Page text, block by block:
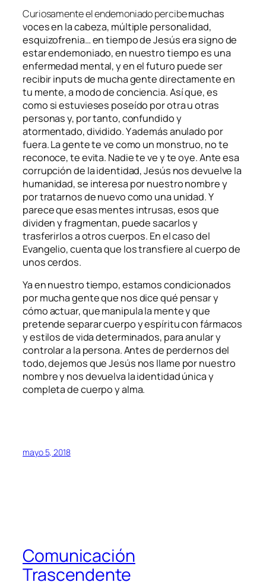
Curiosamente el endemoniado percibemuchas
voces en la cabeza, múltiple personalidad,
esquizofrenia… en tiempo de Jesús era signo de
estar endemoniado, en nuestro tiempo es una
enfermedad mental, y en el futuro puede ser
recibir inputs de mucha gente directamente en
tu mente, a modo de conciencia. Así que, es
como si estuvieses poseído por otra u otras
personas y, por tanto, confundido y
atormentado, dividido. Y además anulado por
fuera. La gente te ve como un monstruo, no te
reconoce, te evita. Nadie te ve y te oye. Ante esa
corrupción de la identidad, Jesús nos devuelve la
humanidad, se interesa por nuestro nombre y
por tratarnos de nuevo como una unidad. Y
parece que esas mentes intrusas, esos que
dividen y fragmentan, puede sacarlos y
trasferirlos a otros cuerpos. En el caso del
Evangelio, cuenta que los transfiere al cuerpo de
unos cerdos.
Ya en nuestro tiempo, estamos condicionados
por mucha gente que nos dice qué pensar y
cómo actuar, que manipula la mente y que
pretende separar cuerpo y espíritu con fármacos
y estilos de vida determinados, para anular y
controlar a la persona. Antes de perdernos del
todo, dejemos que Jesús nos llame por nuestro
nombre y nos devuelva la identidad única y
completa de cuerpo y alma.
mayo 5, 2018
Comunicación
Trascendente